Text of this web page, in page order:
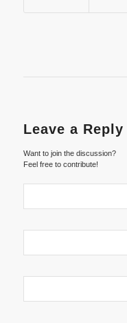
Leave a Reply
Want to join the discussion?
Feel free to contribute!